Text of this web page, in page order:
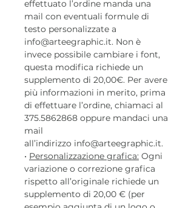
effettuato l’ordine manda una
mail con eventuali formule di
testo personalizzate a
info@arteegraphic.it. Non è
invece possibile cambiare i font,
questa modifica richiede un
supplemento di 20,00€. Per avere
più informazioni in merito, prima
di effettuare l’ordine, chiamaci al
375.5862868 oppure mandaci una
mail
all’indirizzo info@arteegraphic.it.
• Personalizzazione grafica: Ogni
variazione o correzione grafica
rispetto all’originale richiede un
supplemento di 20,00 € (per